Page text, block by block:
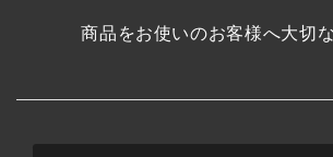
商品をお使いのお客様へ大切